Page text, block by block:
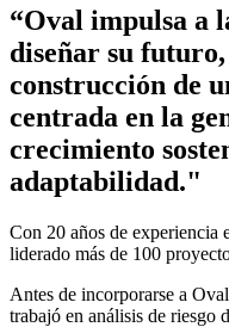
“Oval impulsa a
diseñar su
construcción de
centrada en la
crecimiento
adaptabilidad."
Con 20 años de experiencia
liderado más de 100
Antes de incorporarse a
trabajó en análisis de riesgo